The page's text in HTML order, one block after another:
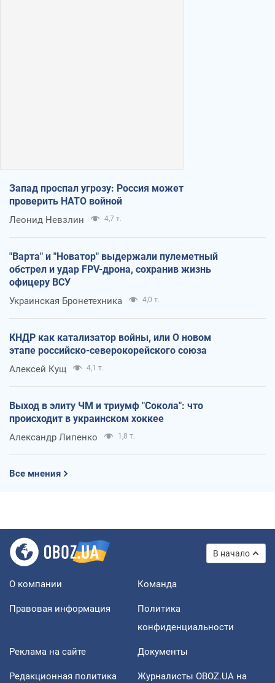
Запад проспал угрозу: Россия может
проверить НАТО войной
Леонид Невзлин 4,7 т.
"Варта" и "Новатор" выдержали пулеметный
обстрел и удар FPV-дрона, сохранив жизнь
офицеру ВСУ
Украинская Бронетехника 4,0 т.
КНДР как катализатор войны, или О новом
этапе российско-северокорейского союза
Алексей Кущ 4,1 т.
Выход в элиту ЧМ и триумф "Сокола": что
происходит в украинском хоккее
Александр Липенко 1,8 т.
Все мнения
В начало
О компании Команда
Правовая информация
Политика
конфиденциальности
Реклама на сайте Документы
Редакционная политика
Журналисты OBOZ.UA на